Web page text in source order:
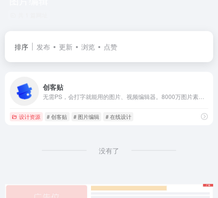
排序 发布 更新 浏览 点赞
创客贴
设计资源 # 创客贴 # 图片编辑 # 在线设计
没有了